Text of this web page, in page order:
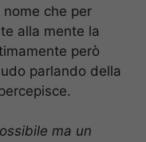
che per
alla mente la
però
parlando della
ma un